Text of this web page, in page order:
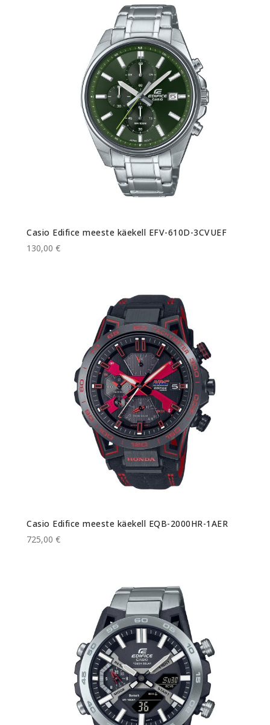
Casio Edifice meeste käekell EFV-610D-3CVUEF
130,00 €
Casio Edifice meeste käekell EQB-2000HR-1AER
725,00 €